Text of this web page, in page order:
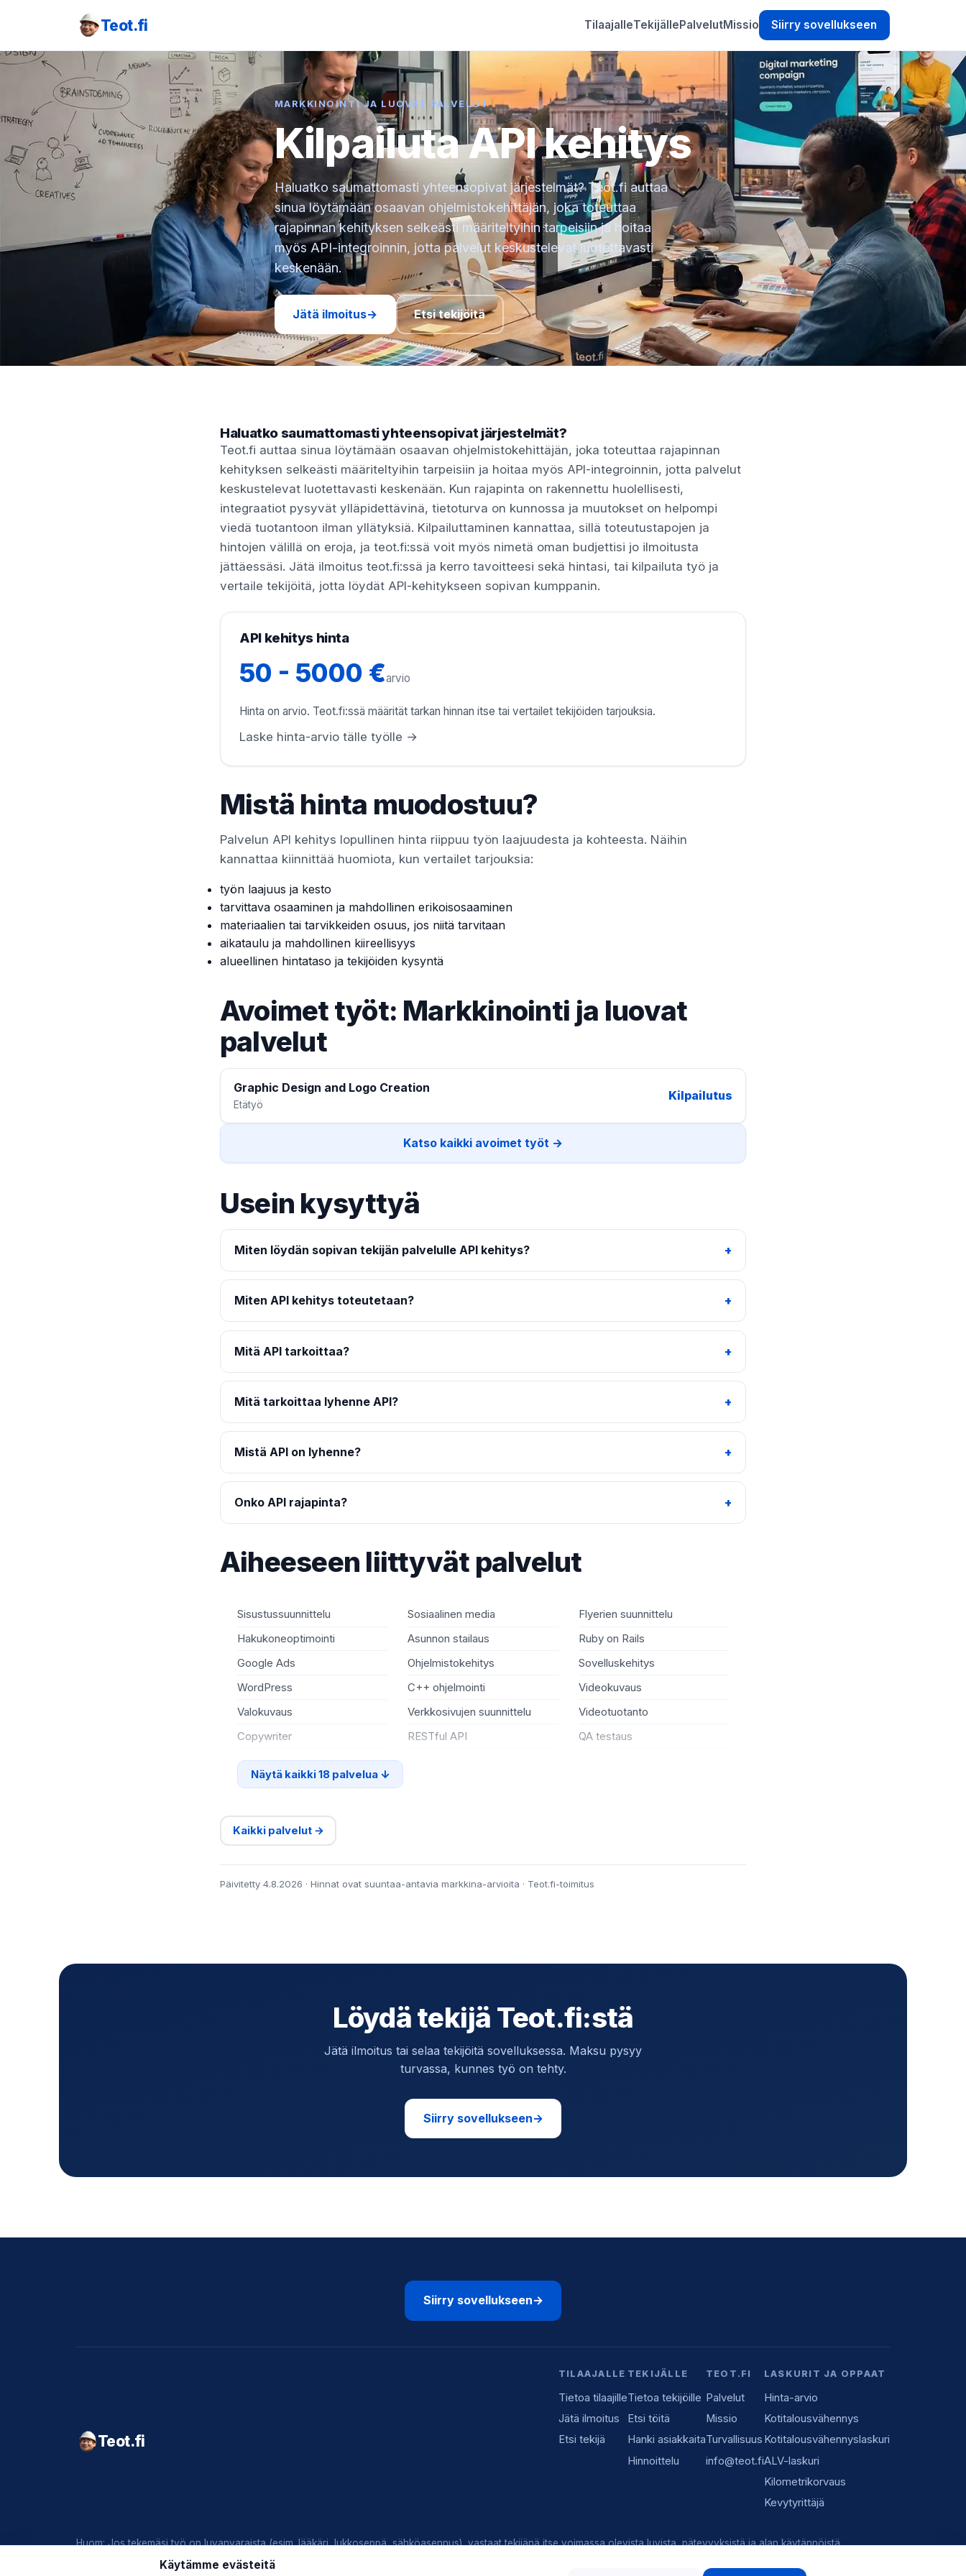
Teot.fi TilaajalleTekijällePalvelutMissio Siirry sovellukseen
MARKKINOINTI JA LUOVAT PALVELUT
Kilpailuta API kehitys
Haluatko saumattomasti yhteensopivat järjestelmät? Teot.fi auttaa
sinua löytämään osaavan ohjelmistokehittäjän, joka toteuttaa
rajapinnan kehityksen selkeästi määriteltyihin tarpeisiin ja hoitaa
myös API-integroinnin, jotta palvelut keskustelevat luotettavasti
keskenään.
Jätä ilmoitus→ Etsi tekijöitä
Haluatko saumattomasti yhteensopivat järjestelmät?
Teot.fi auttaa sinua löytämään osaavan ohjelmistokehittäjän, joka toteuttaa rajapinnan
kehityksen selkeästi määriteltyihin tarpeisiin ja hoitaa myös API-integroinnin, jotta palvelut
keskustelevat luotettavasti keskenään. Kun rajapinta on rakennettu huolellisesti,
integraatiot pysyvät ylläpidettävinä, tietoturva on kunnossa ja muutokset on helpompi
viedä tuotantoon ilman yllätyksiä. Kilpailuttaminen kannattaa, sillä toteutustapojen ja
hintojen välillä on eroja, ja teot.fi:ssä voit myös nimetä oman budjettisi jo ilmoitusta
jättäessäsi. Jätä ilmoitus teot.fi:ssä ja kerro tavoitteesi sekä hintasi, tai kilpailuta työ ja
vertaile tekijöitä, jotta löydät API-kehitykseen sopivan kumppanin.
API kehitys hinta
50 - 5000 €arvio
Hinta on arvio. Teot.fi:ssä määrität tarkan hinnan itse tai vertailet tekijöiden tarjouksia.
Laske hinta-arvio tälle työlle →
Mistä hinta muodostuu?
Palvelun API kehitys lopullinen hinta riippuu työn laajuudesta ja kohteesta. Näihin
kannattaa kiinnittää huomiota, kun vertailet tarjouksia:
työn laajuus ja kesto
tarvittava osaaminen ja mahdollinen erikoisosaaminen
materiaalien tai tarvikkeiden osuus, jos niitä tarvitaan
aikataulu ja mahdollinen kiireellisyys
alueellinen hintataso ja tekijöiden kysyntä
Avoimet työt: Markkinointi ja luovat
palvelut
Graphic Design and Logo Creation
Etätyö
Kilpailutus
Katso kaikki avoimet työt →
Usein kysyttyä
Miten löydän sopivan tekijän palvelulle API kehitys?
Miten API kehitys toteutetaan?
Mitä API tarkoittaa?
Mitä tarkoittaa lyhenne API?
Mistä API on lyhenne?
Onko API rajapinta?
Aiheeseen liittyvät palvelut
Sisustussuunnittelu
Hakukoneoptimointi
Google Ads
WordPress
Valokuvaus
Copywriter
Sosiaalinen media
Asunnon stailaus
Ohjelmistokehitys
C++ ohjelmointi
Verkkosivujen suunnittelu
RESTful API
Flyerien suunnittelu
Ruby on Rails
Sovelluskehitys
Videokuvaus
Videotuotanto
QA testaus
Näytä kaikki 18 palvelua
Kaikki palvelut →
Päivitetty 4.8.2026 · Hinnat ovat suuntaa-antavia markkina-arvioita · Teot.fi-toimitus
Löydä tekijä Teot.fi:stä
Jätä ilmoitus tai selaa tekijöitä sovelluksessa. Maksu pysyy
turvassa, kunnes työ on tehty.
Siirry sovellukseen→
Siirry sovellukseen→
Teot.fi
TILAAJALLE
Tietoa tilaajille
Jätä ilmoitus
Etsi tekijä
TEKIJÄLLE
Tietoa tekijöille
Etsi töitä
Hanki asiakkaita
Hinnoittelu
TEOT.FI
Palvelut
Missio
Turvallisuus
info@teot.fi
LASKURIT JA OPPAAT
Hinta-arvio
Kotitalousvähennys
Kotitalousvähennyslaskuri
ALV-laskuri
Kilometrikorvaus
Kevytyrittäjä
Huom: Jos tekemäsi työ on luvanvaraista (esim. lääkäri, lukkoseppä, sähköasennus), vastaat tekijänä itse voimassa olevista luvista, pätevyyksistä ja alan käytännöistä.
Käytämme evästeitä